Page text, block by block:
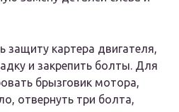
защиту картера двигателя,
и закрепить болты. Для
брызговик мотора,
отвернуть три болта,